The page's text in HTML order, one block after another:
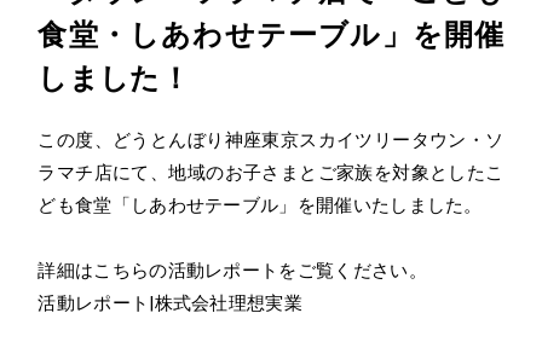
Sustainability
News
Contact
食堂・しあわせテーブル」を開催
しました！
この度、どうとんぼり神座東京スカイツリータウン・ソ
ラマチ店にて、地域のお子さまとご家族を対象としたこ
ども食堂「しあわせテーブル」を開催いたしました。
詳細はこちらの活動レポートをご覧ください。
活動レポート|株式会社理想実業